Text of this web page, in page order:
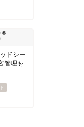
ドシー
管理を